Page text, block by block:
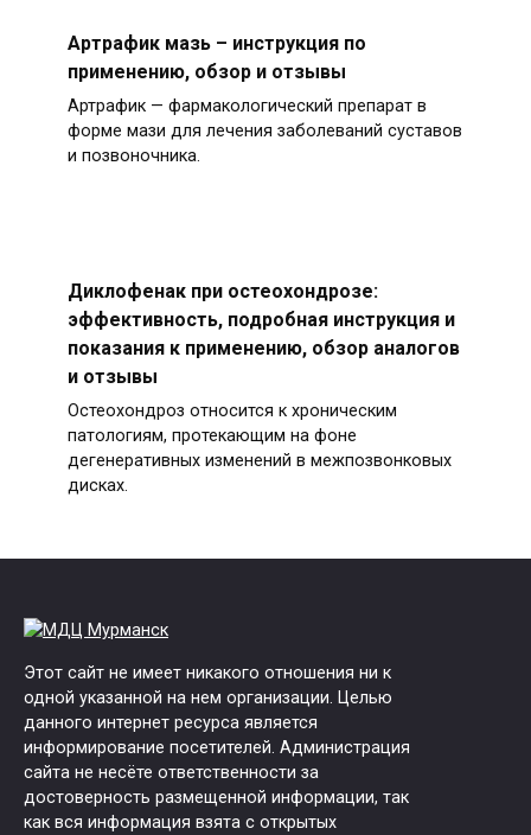
Артрафик мазь – инструкция по
применению, обзор и отзывы
Артрафик — фармакологический препарат в
форме мази для лечения заболеваний суставов
и позвоночника.
Диклофенак при остеохондрозе:
эффективность, подробная инструкция и
показания к применению, обзор аналогов
и отзывы
Остеохондроз относится к хроническим
патологиям, протекающим на фоне
дегенеративных изменений в межпозвонковых
дисках.
Этот сайт не имеет никакого отношения ни к
одной указанной на нем организации. Целью
данного интернет ресурса является
информирование посетителей. Администрация
сайта не несёте ответственности за
достоверность размещенной информации, так
как вся информация взята с открытых